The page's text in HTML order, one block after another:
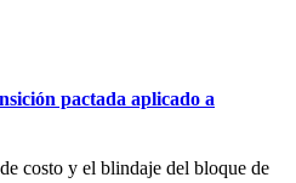
pactada aplicado a
costo y el blindaje del bloque de